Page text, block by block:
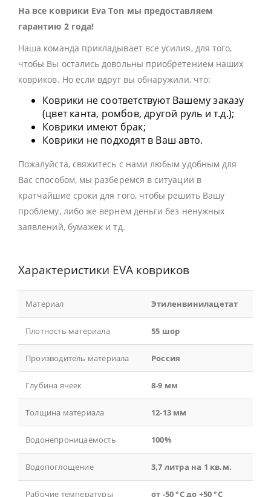
На все коврики Eva Ton мы предоставляем
гарантию 2 года!
Наша команда прикладывает все усилия, для того,
чтобы Вы остались довольны приобретением наших
ковриков. Но если вдруг вы обнаружили, что:
Коврики не соответствуют Вашему заказу
(цвет канта, ромбов, другой руль и т.д.);
Коврики имеют брак;
Коврики не подходят в Ваш авто.
Пожалуйста, свяжитесь с нами любым удобным для
Вас способом, мы разберемся в ситуации в
кратчайшие сроки для того, чтобы решить Вашу
проблему, либо же вернем деньги без ненужных
заявлений, бумажек и тд.
Характеристики EVA ковриков
Материал Этиленвинилацетат
Плотность материала 55 шор
Производитель материала Россия
Глубина ячеек 8-9 мм
Толщина материала 12-13 мм
Водонепроницаемость 100%
Водопоглощение 3,7 литра на 1 кв.м.
Рабочие температуры от -50 °С до +50 °С